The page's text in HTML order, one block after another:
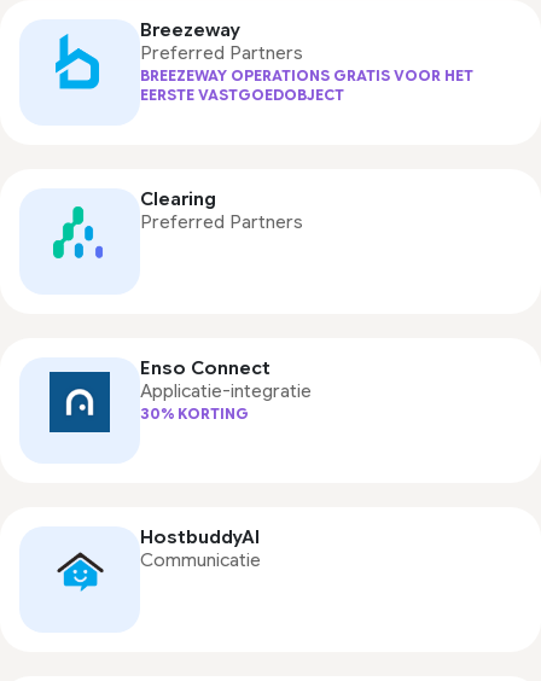
Breezeway
Preferred Partners
BREEZEWAY OPERATIONS GRATIS VOOR HET
EERSTE VASTGOEDOBJECT
Clearing
Preferred Partners
Enso Connect
Applicatie-integratie
30% KORTING
HostbuddyAI
Communicatie